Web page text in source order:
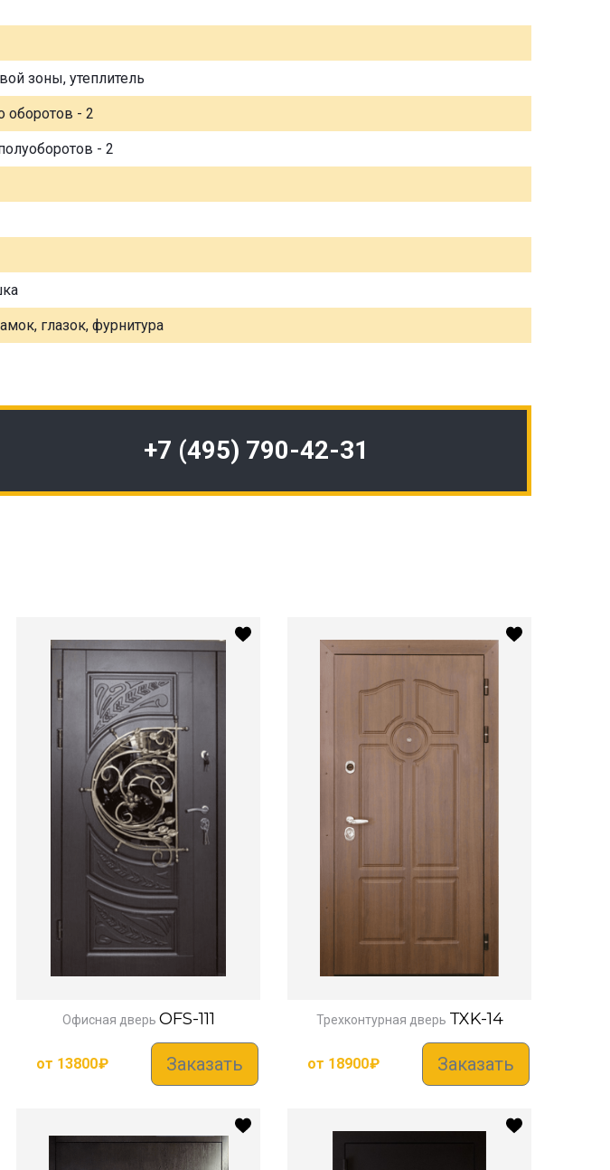
зоны, утеплитель
оборотов - 2
- 2
глазок, фурнитура
+7 (495) 790-42-31
Офисная дверь OFS-111
от 13800₽ Заказать
Трехконтурная дверь TXK-14
от 18900₽ Заказать